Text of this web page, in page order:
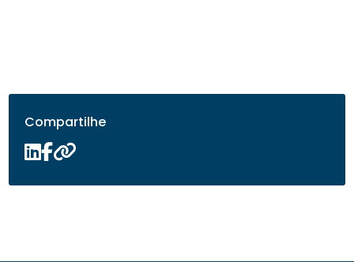
Compartilhe